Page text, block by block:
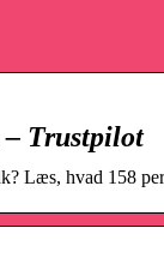
Trustpilot
Læs, hvad 158